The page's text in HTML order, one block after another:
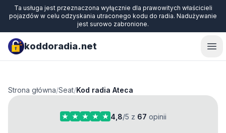
Ta usługa jest przeznaczona wyłącznie dla prawowitych właścicieli
pojazdów w celu odzyskania utraconego kodu do radia. Nadużywanie
jest surowo zabronione.
koddoradia.net
Strona główna/Seat/Kod radia Ateca
4,8/5 z 67 opinii